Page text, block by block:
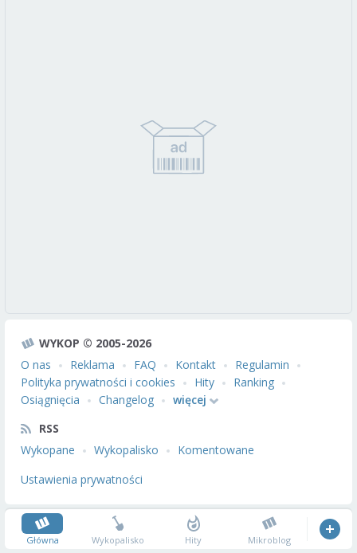
WYKOP © 2005-2026
O nas
Reklama FAQ Kontakt
Regulamin
Polityka prywatności i cookies
Hity
Ranking
Osiągnięcia
Changelog
więcej
RSS
Wykopane
Wykopalisko
Komentowane
Ustawienia prywatności
Główna Wykopalisko Hity Mikroblog